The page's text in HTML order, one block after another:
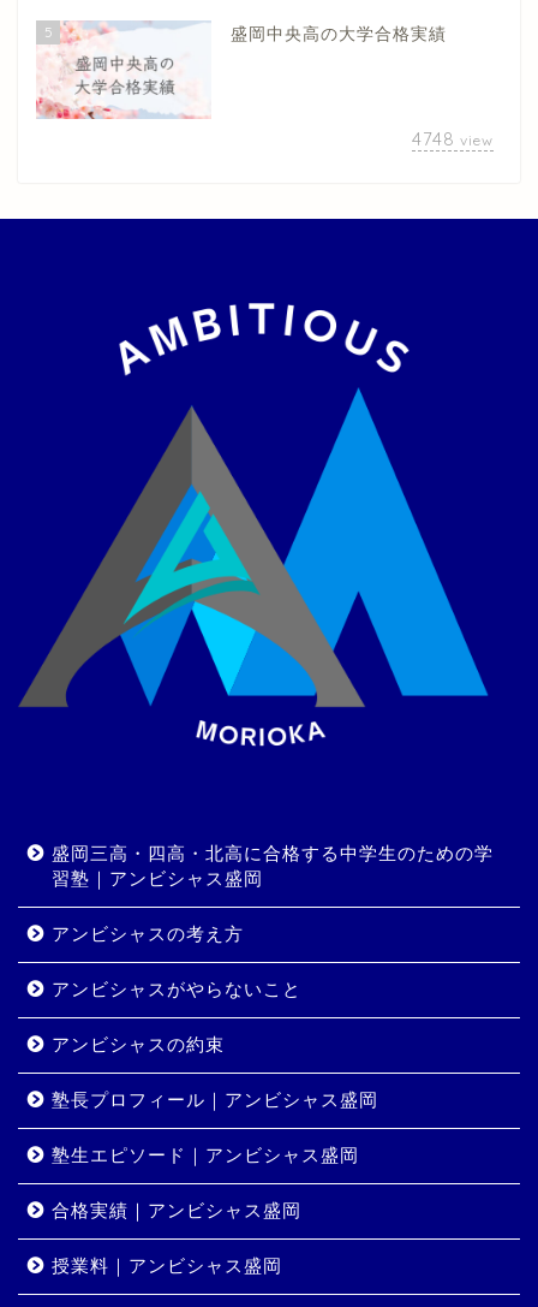
5 盛岡中央高の大学合格実績
4748 view
盛岡三高・四高・北高に合格する中学生のための学
習塾｜アンビシャス盛岡
アンビシャスの考え方
アンビシャスがやらないこと
アンビシャスの約束
塾長プロフィール｜アンビシャス盛岡
塾生エピソード｜アンビシャス盛岡
合格実績｜アンビシャス盛岡
授業料｜アンビシャス盛岡